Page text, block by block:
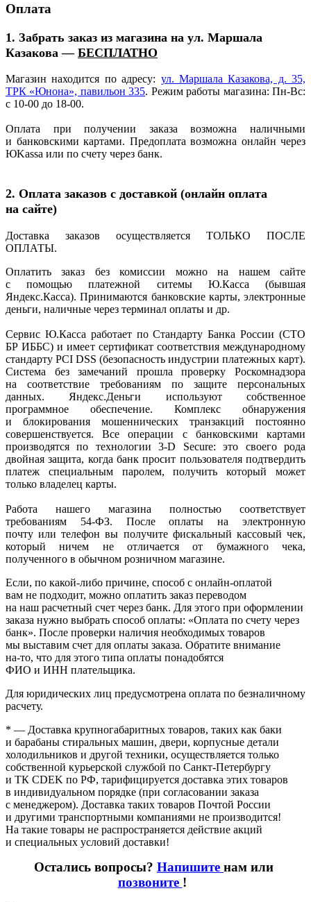
Оплата
1. Забрать заказ из магазина на ул. Маршала
Казакова — БЕСПЛАТНО
Магазин находится по адресу: ул. Маршала Казакова, д. 35,
ТРК «Юнона», павильон 335. Режим работы магазина: Пн-Вс:
с 10-00 до 18-00.
Оплата при получении заказа возможна наличными
и банковскими картами. Предоплата возможна онлайн через
ЮKassa или по счету через банк.
2. Оплата заказов с доставкой (онлайн оплата
на сайте)
Доставка заказов осуществляется ТОЛЬКО ПОСЛЕ
ОПЛАТЫ.
Оплатить заказ без комиссии можно на нашем сайте
с помощью платежной ситемы Ю.Касса
(бывшая
Яндекс.Касса). Принимаются банковские карты, электронные
деньги, наличные через терминал оплаты и др.
Сервис Ю.Касса работает по Стандарту Банка России (СТО
БР ИББС) и имеет сертификат соответствия международному
стандарту PCI DSS (безопасность индустрии платежных карт).
Система без замечаний прошла проверку Роскомнадзора
на соответствие требованиям по защите персональных
данных. Яндекс.Деньги используют собственное
программное обеспечение. Комплекс обнаружения
и блокирования мошеннических транзакций постоянно
совершенствуется. Все операции с банковскими картами
производятся по технологии 3-D Secure: это своего рода
двойная защита, когда банк просит пользователя подтвердить
платеж специальным паролем, получить который может
только владелец карты.
Работа нашего магазина полностью соответствует
требованиям 54-ФЗ. После оплаты на электронную
почту или телефон вы получите фискальный кассовый чек,
который ничем не отличается от бумажного чека,
полученного в обычном розничном магазине.
Если, по какой-либо причине, способ с онлайн-оплатой
вам не подходит, можно оплатить заказ переводом
на наш расчетный счет через банк. Для этого при оформлении
заказа нужно выбрать способ оплаты: «Оплата по счету через
банк». После проверки наличия необходимых товаров
мы выставим счет для оплаты заказа. Обратите внимание
на-то, что для этого типа оплаты понадобятся
ФИО и ИНН плательщика.
Для юридических лиц предусмотрена оплата по безналичному
расчету.
* — Доставка крупногабаритных товаров, таких как баки
и барабаны стиральных машин, двери, корпусные детали
холодильников и другой техники, осуществляется только
собственной курьерской службой по Санкт-Петербургу
и ТК CDEK по РФ, тарифицируется доставка этих товаров
в индивидуальном порядке (при согласовании заказа
с менеджером). Доставка таких товаров Почтой России
и другими транспортными компаниями не производится!
На такие товары не распространяется действие акций
и специальных условий доставки!
Остались вопросы? Напишите нам или
позвоните !